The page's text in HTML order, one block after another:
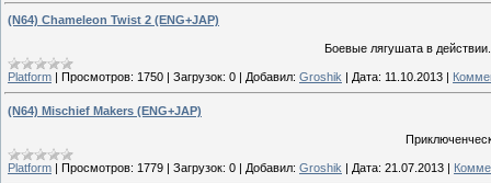
(N64) Chameleon Twist 2 (ENG+JAP)
Боевые лягушата в
Platform | Просмотров: 1750 | Загрузок: 0 | Добавил: Groshik | Дата: 11.10.2013 |
(N64) Mischief Makers (ENG+JAP)
Platform | Просмотров: 1779 | Загрузок: 0 | Добавил: Groshik | Дата: 21.07.2013 |